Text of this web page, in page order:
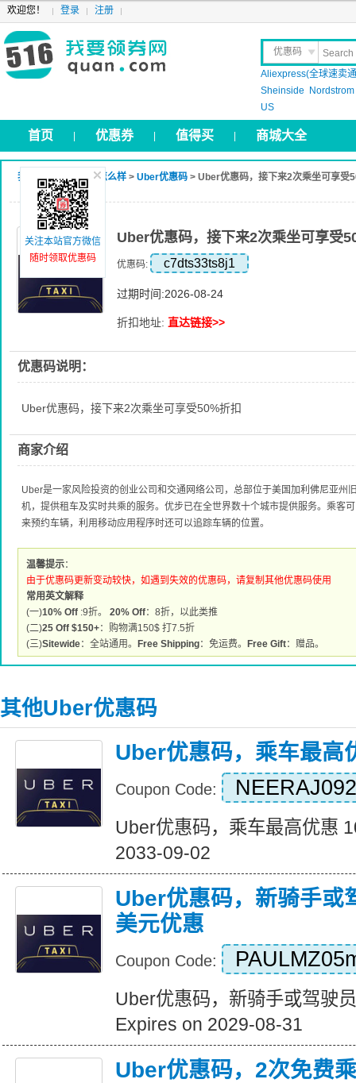
欢迎您！ 登录 注册
优惠码
晒 单
Aliexpress(全球速卖
Sheinside
US
首页 优惠券 值得买 商城大全
我要领券网 >Uber怎么样 > Uber优惠码 > Uber优惠码，接下来2次乘坐可享受
Uber优惠码，接下来2次乘坐可享受
优惠码: c7dts33ts8j1
过期时间:2026-08-24
折扣地址: 直达链接>>
优惠码说明：
Uber优惠码，接下来2次乘坐可享受50%折扣
商家介绍
Uber是一家风险投资的创业公司和交通网络公司，总部位于美国加利佛尼亚州
机，提供租车及实时共乘的服务。优步已在全世界数十个城市提供服务。乘客
来预约车辆，利用移动应用程序时还可以追踪车辆的位置。
温馨提示：
由于优惠码更新变动较快，如遇到失效的优惠码，请复制其他优惠码使用
常用英文解释
(一)10% Off :9折。 20% Off：8折，以此类推
(二)25 Off $150+：购物满150$ 打7.5折
(三)Sitewide：全站通用。 Free Shipping：免运费。 Free Gift：赠品。
其他Uber优惠码
Uber优惠码，乘车最高
Coupon Code:
Uber优惠码，乘车最高优惠
2033-09-02
Uber优惠码，新骑手或
美元优惠
Coupon Code:
Uber优惠码，新骑手或驾驶
Expires on 2029-08-31
Uber优惠码，2次免费
关注本站官方微信
随时领取优惠码